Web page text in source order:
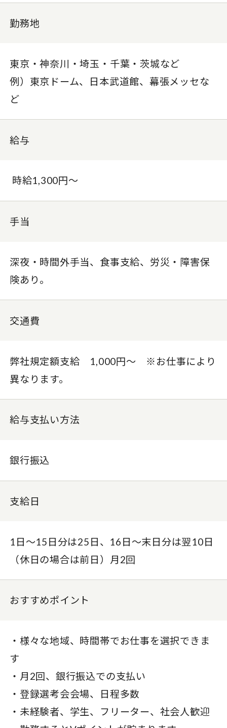
勤務地
東京・神奈川・埼玉・千葉・茨城など
例）東京ドーム、日本武道館、幕張メッセな
ど
給与
時給1,300円～
手当
深夜・時間外手当、食事支給、労災・障害保
険あり。
交通費
弊社規定額支給 1,000円〜 ※お仕事により
異なります。
給与支払い方法
銀行振込
支給日
1日〜15日分は25日、16日〜末日分は翌10日
（休日の場合は前日）月2回
おすすめポイント
・様々な地域、時間帯でお仕事を選択できま
す
・月2回、銀行振込での支払い
・登録選考会会場、日程多数
・未経験者、学生、フリーター、社会人歓迎